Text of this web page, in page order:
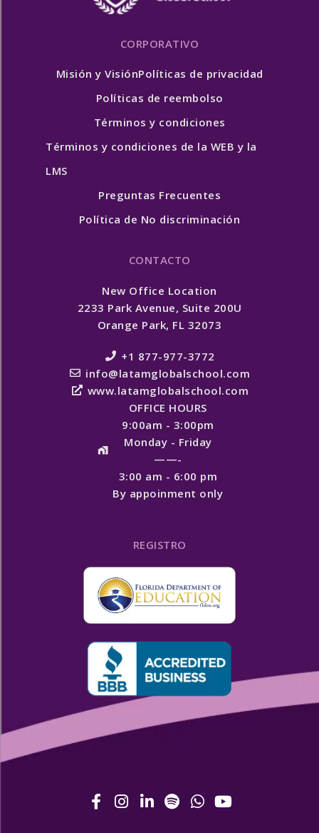
CORPORATIVO
Misión y VisiónPolíticas de privacidad
Políticas de reembolso
Términos y condiciones
Términos y condiciones de la WEB y la
LMS
Preguntas Frecuentes
Política de No discriminación
CONTACTO
New Office Location
2233 Park Avenue, Suite 200U
Orange Park, FL 32073
+1 877-977-3772
info@latamglobalschool.com
www.latamglobalschool.com
OFFICE HOURS
9:00am - 3:00pm
Monday - Friday
——-
3:00 am - 6:00 pm
By appoinment only
REGISTRO